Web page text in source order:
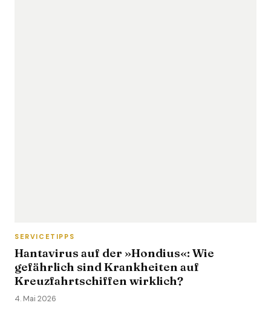
SERVICETIPPS
Hantavirus auf der »Hondius«: Wie
gefährlich sind Krankheiten auf
Kreuzfahrtschiffen wirklich?
4. Mai 2026